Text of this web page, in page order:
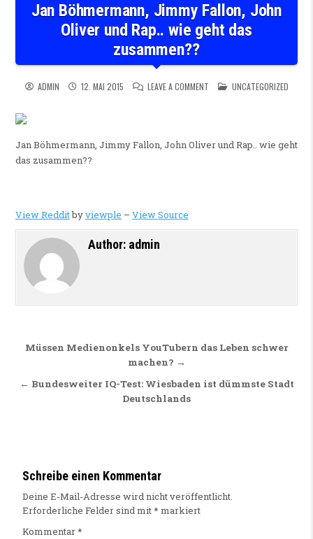
Jan Böhmermann, Jimmy Fallon, John
Oliver und Rap.. wie geht das
zusammen??
ADMIN 12. MAI 2015 LEAVE A COMMENTON JAN BÖHMERMANN, JIMMY
POSTED IN
UNCATEGORIZED
Jan Böhmermann, Jimmy Fallon, John Oliver und Rap.. wie geht
das zusammen??
View Redditbyviewple – View Source
Author: admin
Beitragsnavigation
Müssen Medienonkels YouTubern das Leben schwer
machen? →
← Bundesweiter IQ-Test: Wiesbaden ist dümmste Stadt
Deutschlands
Schreibe einen Kommentar
Deine E-Mail-Adresse wird nicht veröffentlicht.
Erforderliche Felder sind mit* markiert
Kommentar*